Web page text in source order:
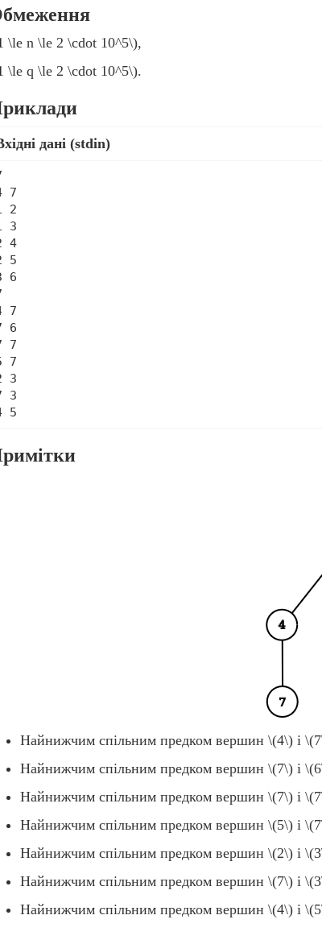
\le n \le 2 \cdot 10^5\),
\le q \le 2 \cdot 10^5\).
дані (stdin)
7
2
3
4
5
6
7
6
7
7
3
3
5
Найнижчим спільним предком вершин \(4\) і
Найнижчим спільним предком вершин \(7\) і
Найнижчим спільним предком вершин \(7\) і
Найнижчим спільним предком вершин \(5\) і
Найнижчим спільним предком вершин \(2\) і
Найнижчим спільним предком вершин \(7\) і
Найнижчим спільним предком вершин \(4\) і